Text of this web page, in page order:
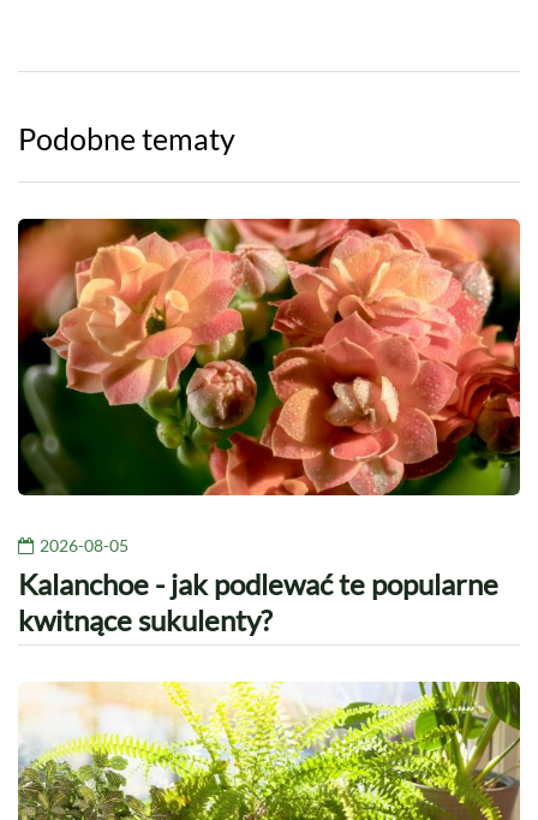
Podobne tematy
2026-08-05
Kalanchoe - jak podlewać te popularne
kwitnące sukulenty?